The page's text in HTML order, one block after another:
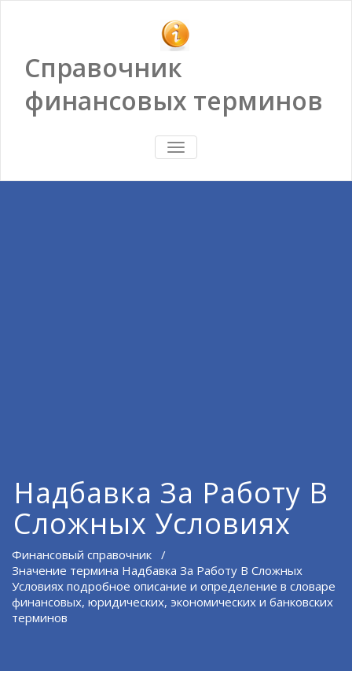
Справочник
финансовых терминов
ПОКАЗАТЬ/
СКРЫТЬ
Надбавка За Работу В
Сложных Условиях
Финансовый справочник /
Значение термина Надбавка За Работу В Сложных
Условиях подробное описание и определение в словаре
финансовых, юридических, экономических и банковских
терминов